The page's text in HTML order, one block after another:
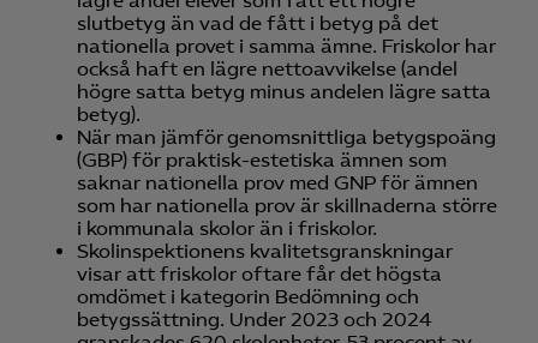
slutbetyg än vad de fått i betyg på det
nationella provet i samma ämne. Friskolor har
också haft en lägre nettoavvikelse (andel
högre satta betyg minus andelen lägre satta
betyg).
När man jämför genomsnittliga betygspoäng
(GBP) för praktisk-estetiska ämnen som
saknar nationella prov med GNP för ämnen
som har nationella prov är skillnaderna större
i kommunala skolor än i friskolor.
Skolinspektionens kvalitetsgranskningar
visar att friskolor oftare får det högsta
omdömet i kategorin Bedömning och
betygssättning. Under 2023 och 2024